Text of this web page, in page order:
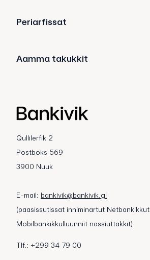
Periarfissat
Aamma takukkit
Qullilerfik 2
Postboks 569
3900 Nuuk
E-mail: bankivik@bankivik.gl
(paasissutissat inniminartut Netbankikkut
Mobilbankikkulluunniit nassiuttakkit)
Tlf.: +299 34 79 00